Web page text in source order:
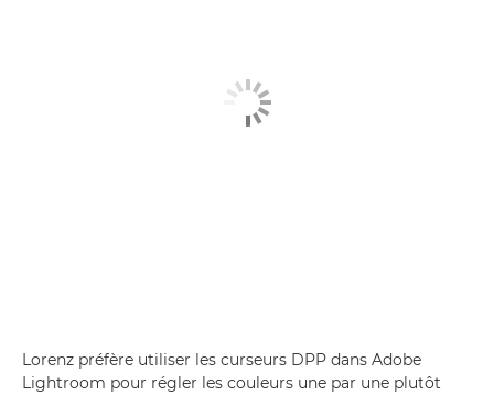
Lorenz préfère utiliser les curseurs DPP dans Adobe
Lightroom pour régler les couleurs une par une plutôt